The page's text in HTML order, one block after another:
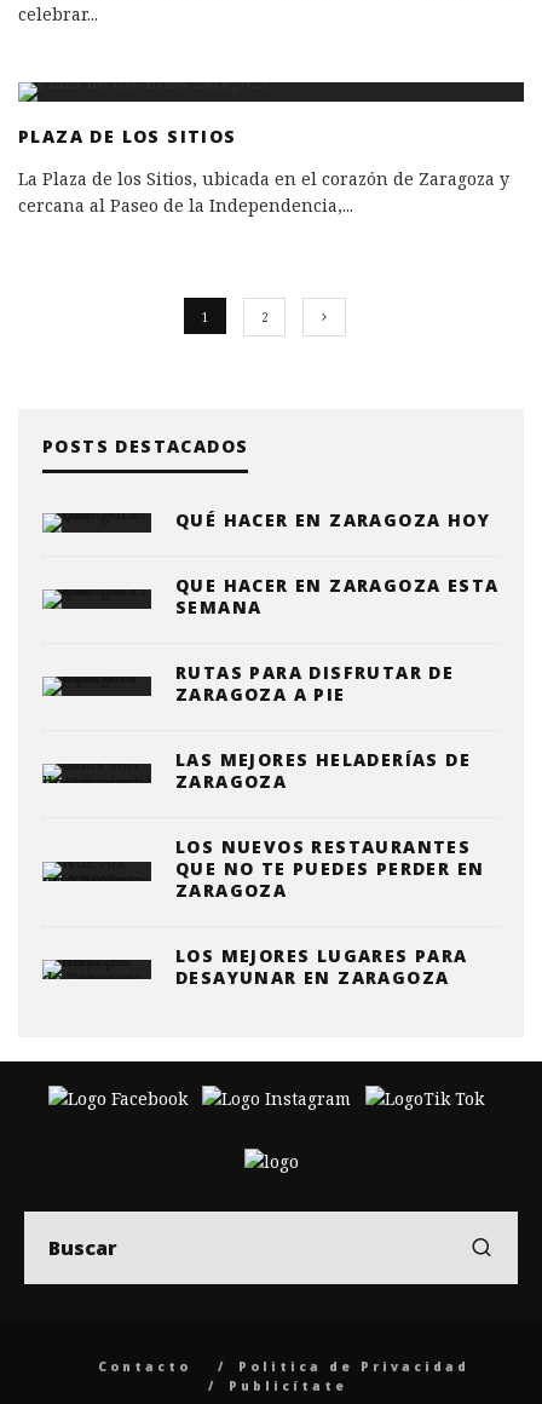
celebrar...
PLAZA DE LOS SITIOS
La Plaza de los Sitios, ubicada en el corazón de Zaragoza y
cercana al Paseo de la Independencia,...
1 2
POSTS DESTACADOS
QUÉ HACER EN ZARAGOZA HOY
QUE HACER EN ZARAGOZA ESTA
SEMANA
RUTAS PARA DISFRUTAR DE
ZARAGOZA A PIE
LAS MEJORES HELADERÍAS DE
ZARAGOZA
LOS NUEVOS RESTAURANTES
QUE NO TE PUEDES PERDER EN
ZARAGOZA
LOS MEJORES LUGARES PARA
DESAYUNAR EN ZARAGOZA
Contacto
Politica de Privacidad
Publicítate